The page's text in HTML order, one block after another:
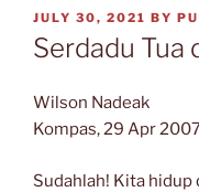
POSTED
ON
JULY 30, 2021 BY
Serdadu Tua
Wilson Nadeak
Kompas, 29 Apr
Sudahlah! Kita hidup